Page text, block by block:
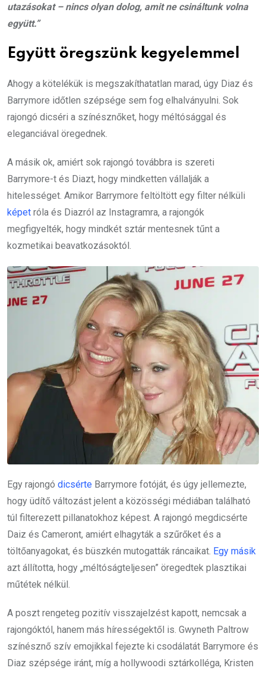
utazásokat – nincs olyan dolog, amit ne csináltunk volna
együtt.”
Együtt öregszünk kegyelemmel
Ahogy a kötelékük is megszakíthatatlan marad, úgy Diaz és
Barrymore időtlen szépsége sem fog elhalványulni. Sok
rajongó dicséri a színésznőket, hogy méltósággal és
eleganciával öregednek.
A másik ok, amiért sok rajongó továbbra is szereti
Barrymore-t és Diazt, hogy mindketten vállalják a
hitelességet. Amikor Barrymore feltöltött egy filter nélküli
képet róla és Diazról az Instagramra, a rajongók
megfigyelték, hogy mindkét sztár mentesnek tűnt a
kozmetikai beavatkozásoktól.
Egy rajongó dicsérte Barrymore fotóját, és úgy jellemezte,
hogy üdítő változást jelent a közösségi médiában található
túl filterezett pillanatokhoz képest. A rajongó megdicsérte
Daiz és Cameront, amiért elhagyták a szűrőket és a
töltőanyagokat, és büszkén mutogatták ráncaikat. Egy másik
azt állította, hogy „méltóságteljesen” öregedtek plasztikai
műtétek nélkül.
A poszt rengeteg pozitív visszajelzést kapott, nemcsak a
rajongóktól, hanem más hírességektől is. Gwyneth Paltrow
színésznő szív emojikkal fejezte ki csodálatát Barrymore és
Diaz szépsége iránt, míg a hollywoodi sztárkolléga, Kristen